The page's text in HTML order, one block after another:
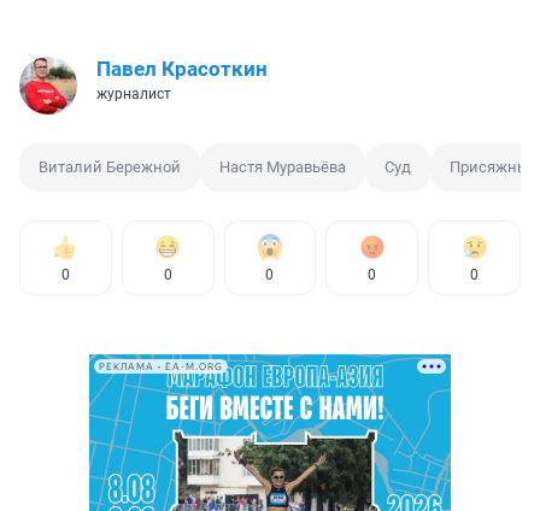
Павел Красоткин
журналист
Виталий Бережной Настя Муравьёва Суд Присяжные
0 0 0 0 0
РЕКЛАМА • EA-M.ORG